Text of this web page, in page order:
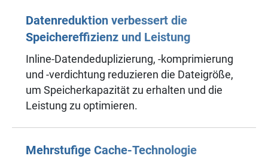
Datenreduktion verbessert die
Speichereffizienz und Leistung
Inline-Datendeduplizierung, -komprimierung
und -verdichtung reduzieren die Dateigröße,
um Speicherkapazität zu erhalten und die
Leistung zu optimieren.
Mehrstufige Cache-Technologie